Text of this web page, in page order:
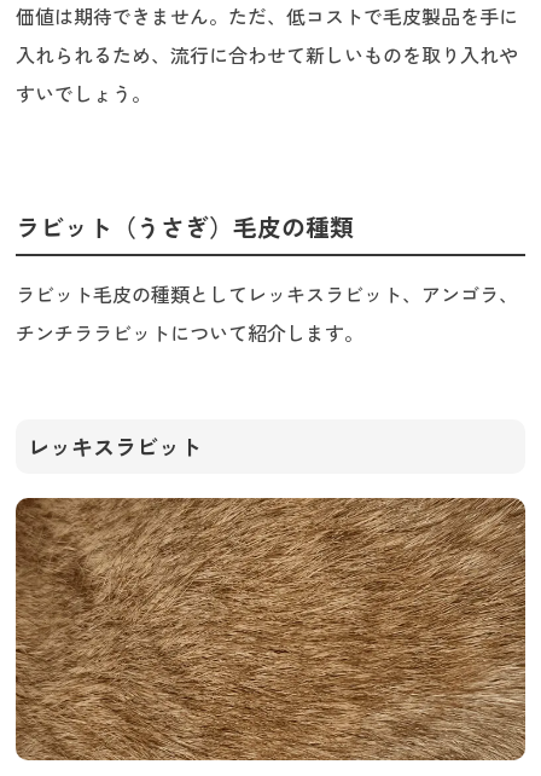
価値は期待できません。ただ、低コストで毛皮製品を手に
入れられるため、流行に合わせて新しいものを取り入れや
すいでしょう。
ラビット（うさぎ）毛皮の種類
ラビット毛皮の種類としてレッキスラビット、アンゴラ、
チンチララビットについて紹介します。
レッキスラビット